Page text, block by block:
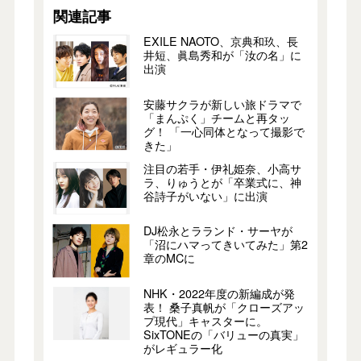
関連記事
EXILE NAOTO、京典和玖、長
井短、眞島秀和が「汝の名」に
出演
安藤サクラが新しい旅ドラマで
「まんぷく」チームと再タッ
グ！ 「一心同体となって撮影で
きた」
注目の若手・伊礼姫奈、小高サ
ラ、りゅうとが「卒業式に、神
谷詩子がいない」に出演
DJ松永とラランド・サーヤが
「沼にハマってきいてみた」第2
章のMCに
NHK・2022年度の新編成が発
表！ 桑子真帆が「クローズアッ
プ現代」キャスターに。
SixTONEの「バリューの真実」
がレギュラー化